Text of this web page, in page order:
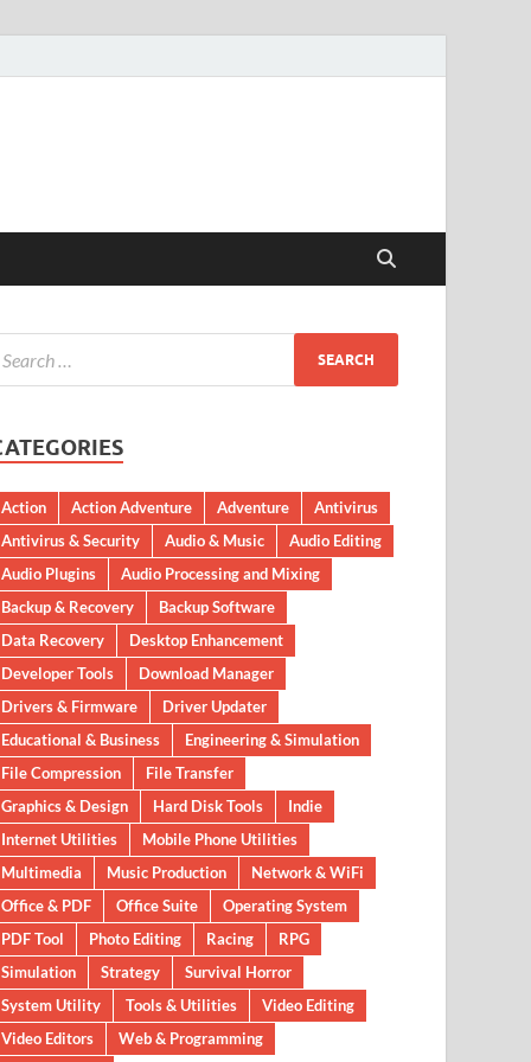
Action Action Adventure Adventure
Antivirus
Antivirus & Security
Audio & Music
Audio Editing
Audio Plugins
Audio Processing and Mixing
Backup & Recovery
Backup Software
Data Recovery
Desktop Enhancement
Developer Tools
Download Manager
Drivers & Firmware
Driver Updater
Educational & Business
Engineering & Simulation
File Compression
File Transfer
Graphics & Design
Hard Disk Tools
Indie
Internet Utilities
Mobile Phone Utilities
Multimedia
Music Production
Network & WiFi
Office & PDF
Office Suite
Operating System
PDF Tool
Photo Editing Racing
RPG
Simulation
Strategy
Survival Horror
System Utility
Tools & Utilities
Video Editing
Video Editors
Web & Programming